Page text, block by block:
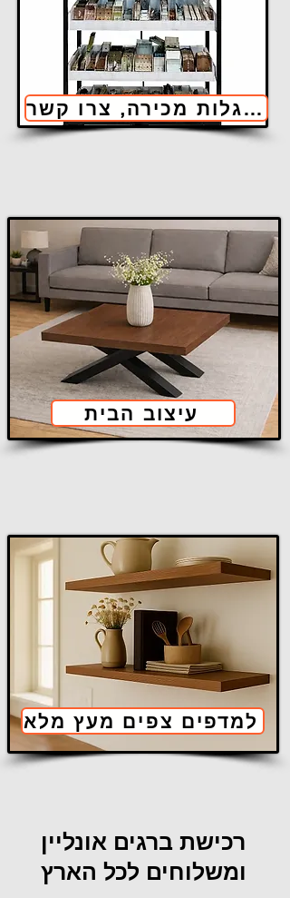
לעגלות מכירה, צרו קשר
עיצוב הבית
למדפים צפים מעץ מלא
רכישת ברגים אונליין
ומשלוחים לכל הארץ